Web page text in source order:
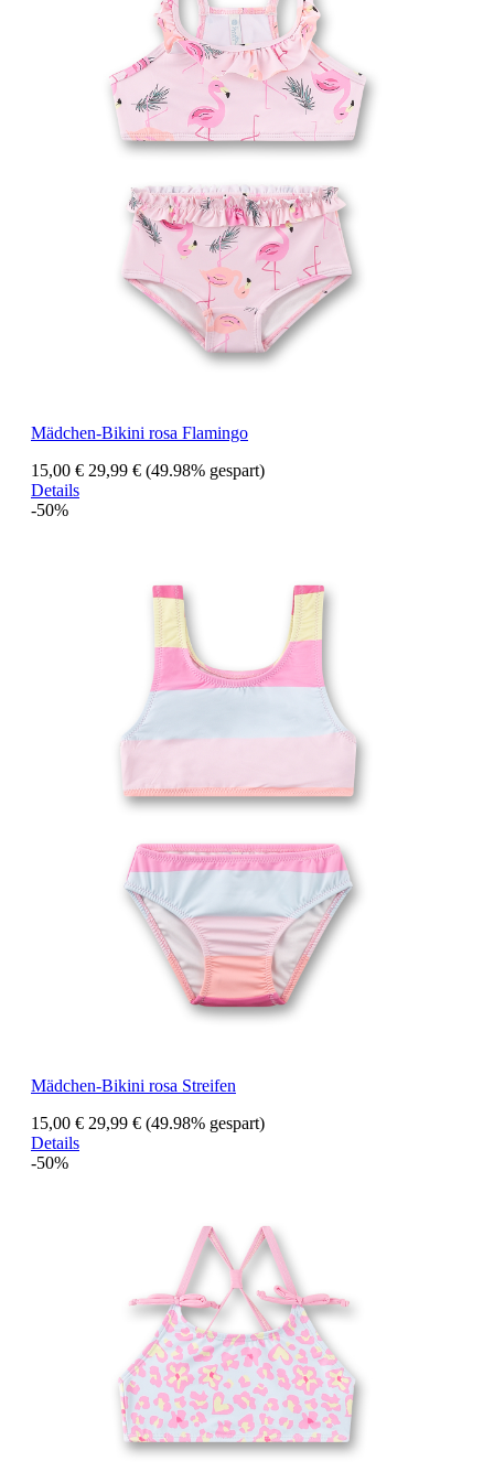
Mädchen-Bikini rosa Flamingo
15,00 € 29,99 € (49.98% gespart)
Details
-50%
Mädchen-Bikini rosa Streifen
15,00 € 29,99 € (49.98% gespart)
Details
-50%